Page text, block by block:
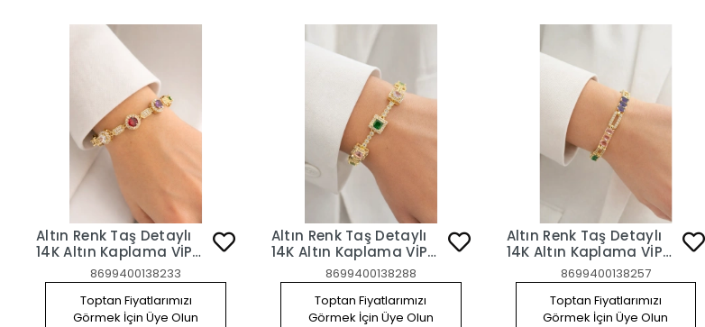
Altın Renk Taş Detaylı
14K Altın Kaplama VİP
8699400138233
Toptan Fiyatlarımızı
Görmek İçin Üye Olun
Altın Renk Taş Detaylı
14K Altın Kaplama VİP
8699400138288
Toptan Fiyatlarımızı
Görmek İçin Üye Olun
Altın Renk Taş Detaylı
14K Altın Kaplama VİP
8699400138257
Toptan Fiyatlarımızı
Görmek İçin Üye Olun